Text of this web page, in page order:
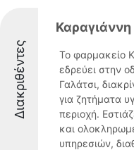
Διακριθέντες
Το φαρμακείο
εδρεύει στην
Γαλάτσι,
για ζητήματα
περιοχή.
και
υπηρεσιών,